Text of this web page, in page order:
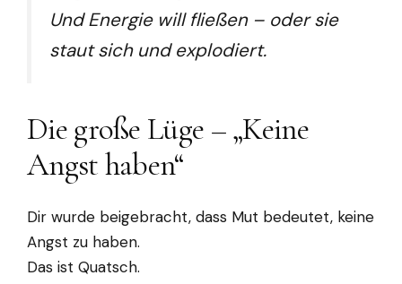
Und Energie will fließen – oder sie
staut sich und explodiert.
Die große Lüge – „Keine
Angst haben“
Dir wurde beigebracht, dass Mut bedeutet, keine
Angst zu haben.
Das ist Quatsch.